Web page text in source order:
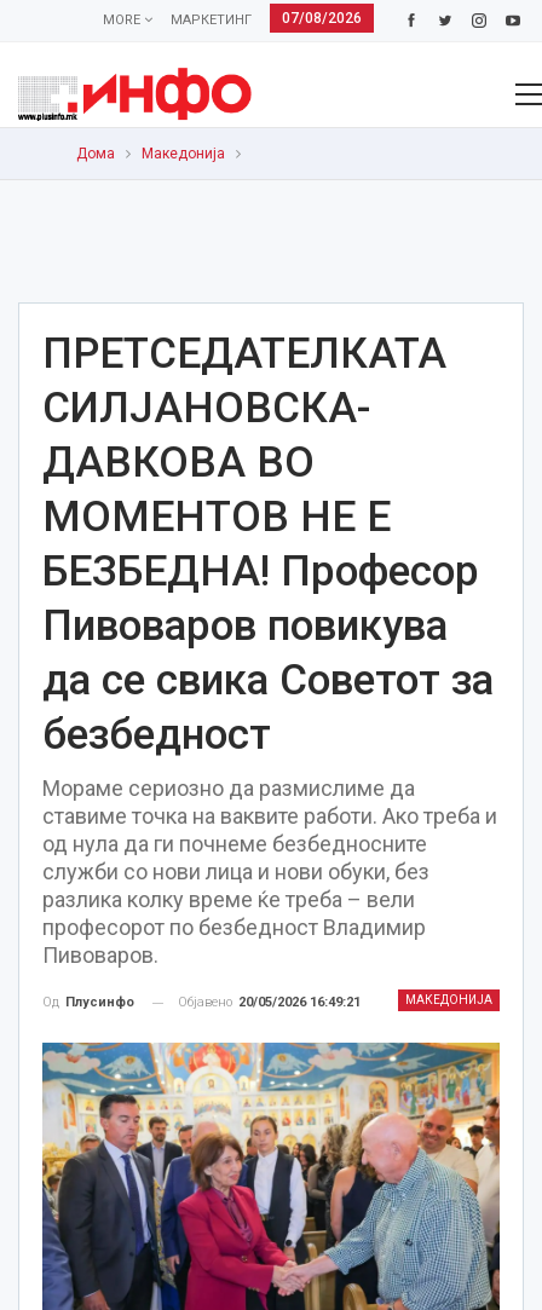
07/08/2026
МАРКЕТИНГ
MORE
Дома Македонија
ПРЕТСЕДАТЕЛКАТА
СИЛЈАНОВСКА-
ДАВКОВА ВО
МОМЕНТОВ НЕ Е
БЕЗБЕДНА! Професор
Пивоваров повикува
да се свика Советот за
безбедност
Мораме сериозно да размислиме да
ставиме точка на ваквите работи. Ако треба и
од нула да ги почнеме безбедносните
служби со нови лица и нови обуки, без
разлика колку време ќе треба – вели
професорот по безбедност Владимир
Пивоваров.
МАКЕДОНИЈА
Од Плусинфо Објавено 20/05/2026 16:49:21